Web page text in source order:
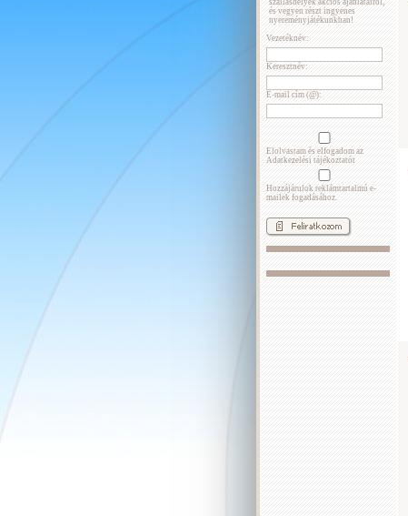
szálláshelyek akciós ajánlatairól,
és vegyen részt ingyenes
nyereményjátékunkban!
Vezetéknév:
Keresztnév:
E-mail cím (@):
Elolvastam és elfogadom az
Adatkezelési tájékoztatót
Hozzájárulok reklámtartalmú e-
mailek fogadásához.